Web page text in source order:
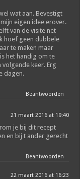
wat aan. Bevestigt
eigen idee erover.
van de visite net
hoef geen dubbele
te maken maar
het handig om te
keer. Erg
dagen.
Beantwoorden
21 maart 2016 at 19:40
je bij dit recept
en bij t ander gerecht
Beantwoorden
22 maart 2016 at 16:23